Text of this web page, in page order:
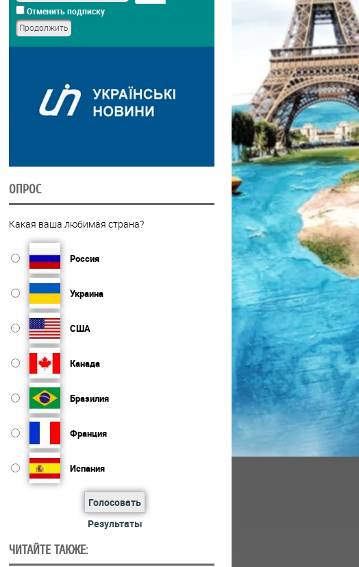
Отменить подписку
ОПРОС
Какая ваша любимая страна?
Россия
Украина
США
Канада
Бразилия
Франция
Испания
Голосовать
Результаты
ЧИТАЙТЕ ТАКЖЕ: